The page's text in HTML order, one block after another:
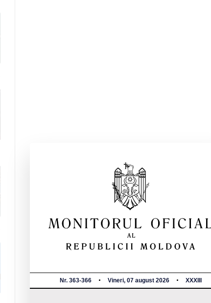
Nr. 363-366 Vineri, 07 august 2026 XXXIII